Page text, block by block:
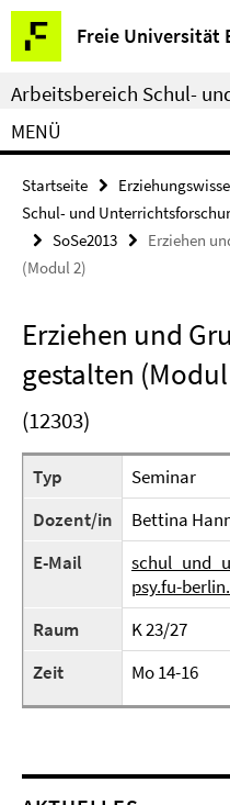
Springe
direkt
zu
Inhalt
Freie Universität
Service-
Navigation
Arbeitsbereich Schul-
MENÜ
Startseite
Schul- und
SoSe2013
Erziehen
(Modul 2)
Erziehen und
gestalten (Modul
(12303)
Typ
Seminar
Dozent/in
Bettina
E-Mail
psy.fu-
Raum
K 23/27
Zeit
Mo 14-16